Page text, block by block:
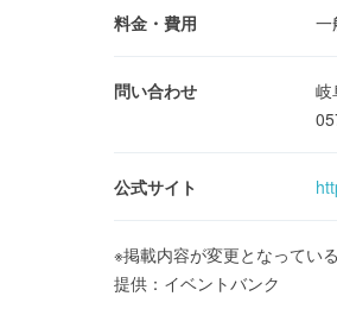
料金・費用 一
問い合わせ
岐
公式サイト
※掲載内容が変更となってい
提供：イベントバンク